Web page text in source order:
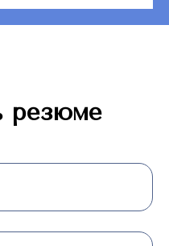
резюме